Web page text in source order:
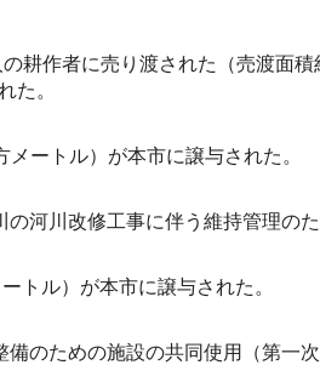
耕作者に売り渡された（売渡面
た。
ートル）が本市に譲与された。
河川改修工事に伴う維持管理の
トル）が本市に譲与された。
のための施設の共同使用（第一次